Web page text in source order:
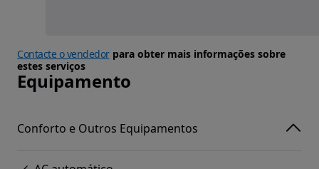
Contacte o vendedorpara obter mais informações sobre
estes serviços
Equipamento
Conforto e Outros Equipamentos